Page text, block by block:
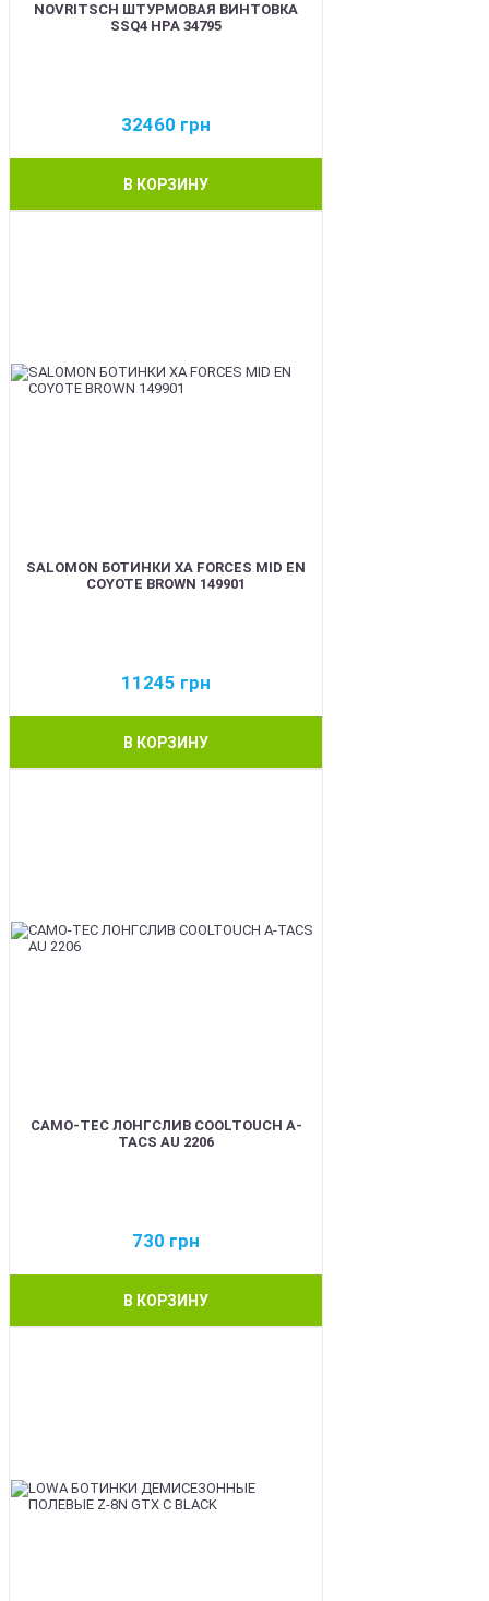
NOVRITSCH ШТУРМОВАЯ ВИНТОВКА
SSQ4 HPA 34795
32460 грн
В КОРЗИНУ
SALOMON БОТИНКИ XA FORCES MID EN
COYOTE BROWN 149901
11245 грн
В КОРЗИНУ
CAMO-TEC ЛОНГСЛИВ COOLTOUCH A-
TACS AU 2206
730 грн
В КОРЗИНУ